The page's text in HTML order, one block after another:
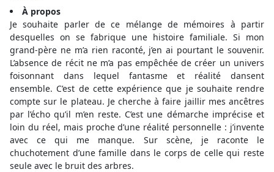
À propos
Je souhaite parler de ce mélange de mémoires à partir
desquelles on se fabrique une histoire familiale. Si mon
grand-père ne m’a rien raconté, j’en ai pourtant le souvenir.
L’absence de récit ne m’a pas empêchée de créer un univers
foisonnant dans lequel fantasme et réalité dansent
ensemble. C’est de cette expérience que je souhaite rendre
compte sur le plateau. Je cherche à faire jaillir mes ancêtres
par l’écho qu’il m’en reste. C’est une démarche imprécise et
loin du réel, mais proche d’une réalité personnelle : j’invente
avec ce qui me manque. Sur scène, je raconte le
chuchotement d’une famille dans le corps de celle qui reste
seule avec le bruit des arbres.